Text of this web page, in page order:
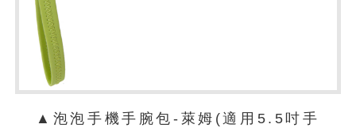
▲泡泡手機手腕包-萊姆(適用5.5吋手